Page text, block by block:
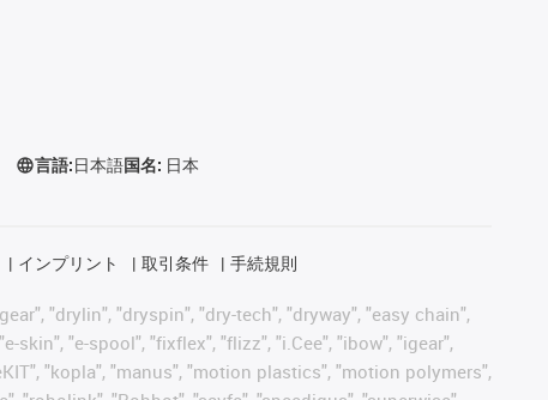
言語:日本語国名: 日本
インプリント 取引条件 手続規則
"drylin", "dryspin", "dry-tech", "dryway", "easy chain",
skin", "e-spool", "fixflex", "flizz", "i.Cee", "ibow", "igear",
"kopla", "manus", "motion plastics", "motion polymers",